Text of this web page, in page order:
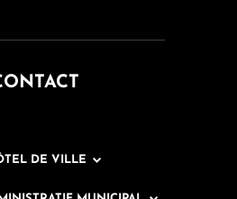
DE VILLE